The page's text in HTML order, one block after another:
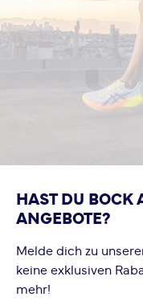
HAST DU BOCK
ANGEBOTE?
Melde dich zu
keine exklusiven
mehr!